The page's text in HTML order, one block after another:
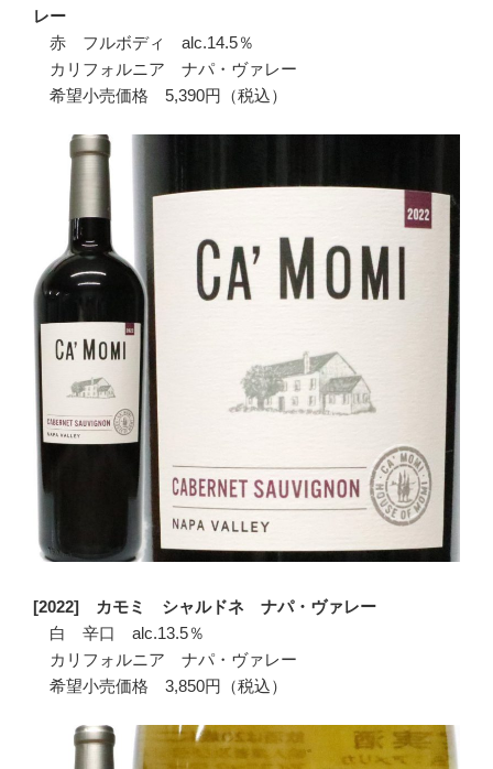
レー
赤 フルボディ alc.14.5％
カリフォルニア ナパ・ヴァレー
希望小売価格 5,390円（税込）
[2022] カモミ シャルドネ ナパ・ヴァレー
白 辛口 alc.13.5％
カリフォルニア ナパ・ヴァレー
希望小売価格 3,850円（税込）